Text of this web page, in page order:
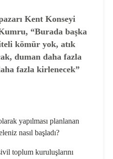
Kent Konseyi
“Burada başka
kömür yok, atık
duman daha fazla
fazla kirlenecek”
yapılması planlanan
nasıl başladı?
top­lum kuruluşlarını